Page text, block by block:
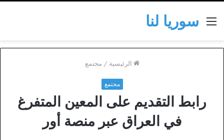
سوريا لناالقائمة
الرئيسية / مجتمع
مجتمع
رابط التقديم على المعين المتفرغ
في العراق عبر منصة أور